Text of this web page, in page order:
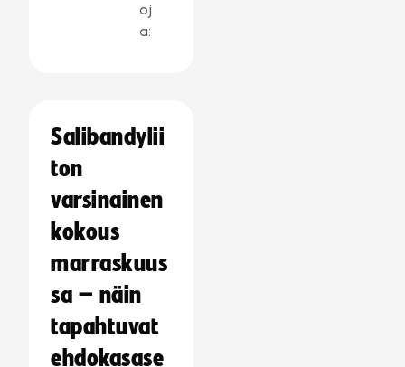
oj
a:
Salibandylii
ton
varsinainen
kokous
marraskuus
sa – näin
tapahtuvat
ehdokasase